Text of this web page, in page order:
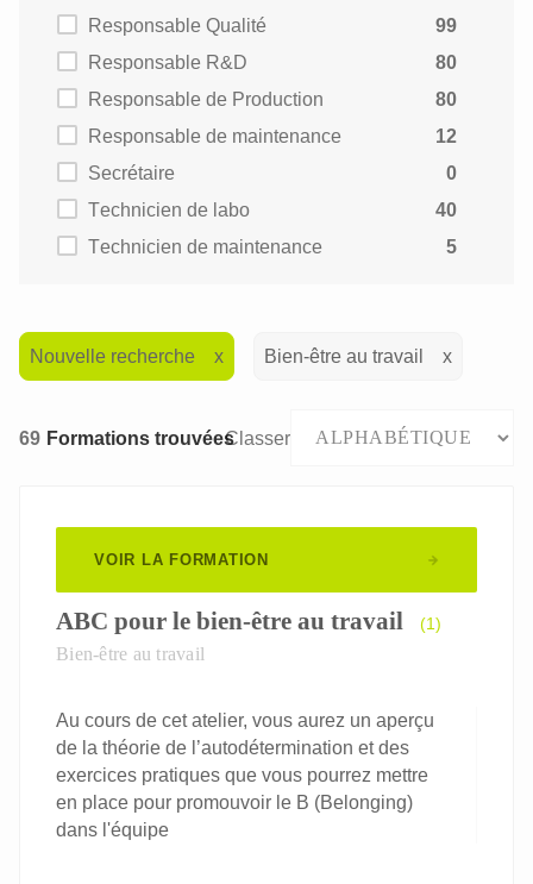
Responsable Qualité
99
Responsable R&D
80
Responsable de Production
80
Responsable de maintenance
12
Secrétaire
0
Technicien de labo
40
Technicien de maintenance
5
Nouvelle recherche Bien-être au travail
69 Formations trouvéesClasser
VOIR LA FORMATION
ABC pour le bien-être au travail (1)
Bien-être au travail
Au cours de cet atelier, vous aurez un aperçu
de la théorie de l’autodétermination et des
exercices pratiques que vous pourrez mettre
en place pour promouvoir le B (Belonging)
dans l'équipe